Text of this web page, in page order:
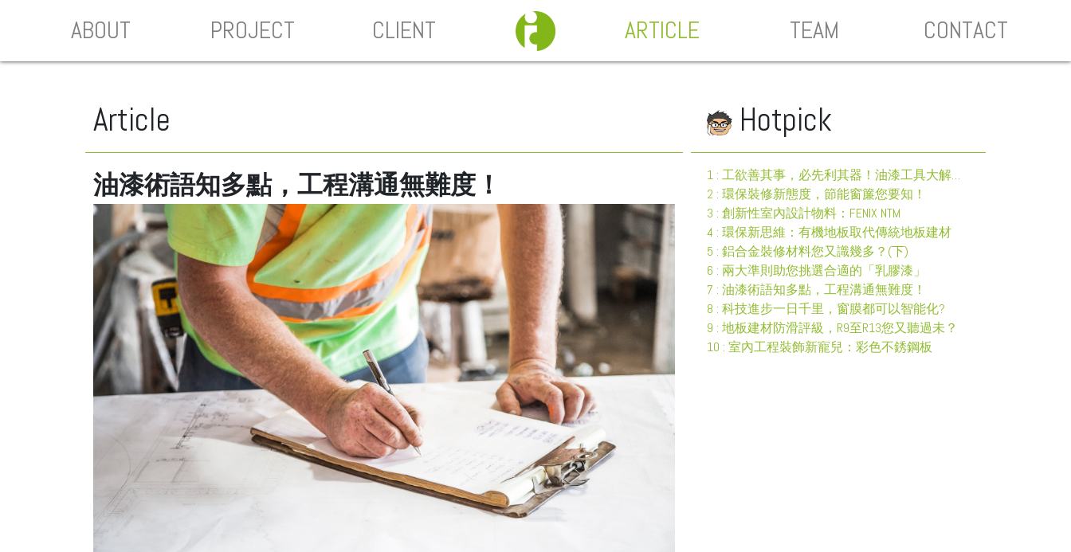
ABOUT PROJECT CLIENT ARTICLE TEAM CONTACT
Article
油漆術語知多點，工程溝通無難度！
Hotpick
1 : 工欲善其事，必先利其器！油漆工具大解構 (下)
2 : 環保裝修新態度，節能窗簾您要知！
3 : 創新性室內設計物料：FENIX NTM
4 : 環保新思維：有機地板取代傳統地板建材
5 : 鋁合金裝修材料您又識幾多？(下)
6 : 兩大準則助您挑選合適的「乳膠漆」
7 : 油漆術語知多點，工程溝通無難度！
8 : 科技進步一日千里，窗膜都可以智能化?
9 : 地板建材防滑評級，R9至R13您又聽過未？
10 : 室內工程裝飾新寵兒：彩色不銹鋼板